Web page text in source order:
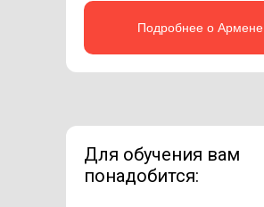
Подробнее о Армене
Для обучения вам
понадобится: